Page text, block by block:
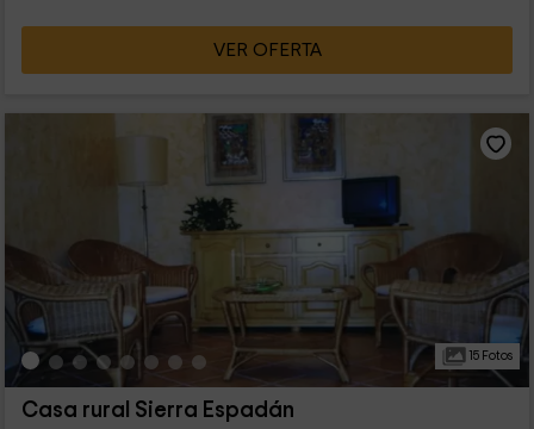
VER OFERTA
15 Fotos
Casa rural Sierra Espadán